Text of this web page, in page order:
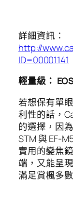
詳細資訊：
http://
ID=00001141
輕量級：
若想保有單
利性的話，
的選擇，因
STM 與 EF-
實用的變焦
端，又能呈
滿足賞楓多